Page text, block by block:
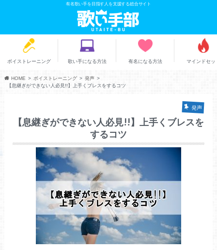
有名歌い手を目指す人を支援する総合サイト
ボイストレーニング 歌い手になる方法 有名になる方法 マインドセッ
HOME ボイストレーニング
発声
【息継ぎができない人必見!!】上手くブレスをするコツ
発声
【息継ぎができない人必見!!】上手くブレスを
するコツ